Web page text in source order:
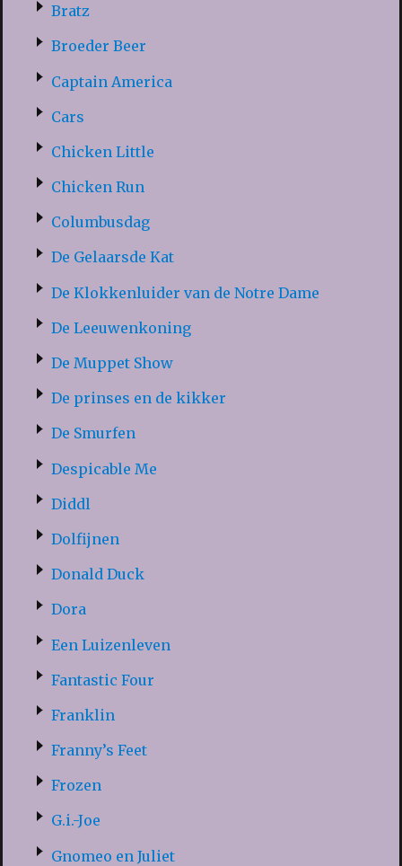
Bratz
Broeder Beer
Captain America
Cars
Chicken Little
Chicken Run
Columbusdag
De Gelaarsde Kat
De Klokkenluider van de Notre Dame
De Leeuwenkoning
De Muppet Show
De prinses en de kikker
De Smurfen
Despicable Me
Diddl
Dolfijnen
Donald Duck
Dora
Een Luizenleven
Fantastic Four
Franklin
Franny’s Feet
Frozen
G.i.-Joe
Gnomeo en Juliet